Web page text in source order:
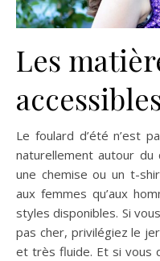
Les
Le foulard d’été n’est
naturellement autour
une chemise ou un t-
aux femmes qu’aux
styles disponibles. Si
pas cher, privilégiez le
et très fluide. Et si vous